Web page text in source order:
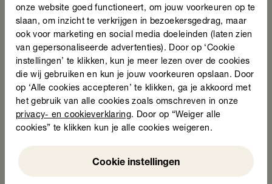
onze website goed functioneert, om jouw voorkeuren op te
slaan, om inzicht te verkrijgen in bezoekersgedrag, maar
ook voor marketing en social media doeleinden (laten zien
van gepersonaliseerde advertenties). Door op ‘Cookie
instellingen’ te klikken, kun je meer lezen over de cookies
die wij gebruiken en kun je jouw voorkeuren opslaan. Door
op ‘Alle cookies accepteren’ te klikken, ga je akkoord met
het gebruik van alle cookies zoals omschreven in onze
privacy- en cookieverklaring. Door op “Weiger alle
cookies” te klikken kun je alle cookies weigeren.
Cookie instellingen